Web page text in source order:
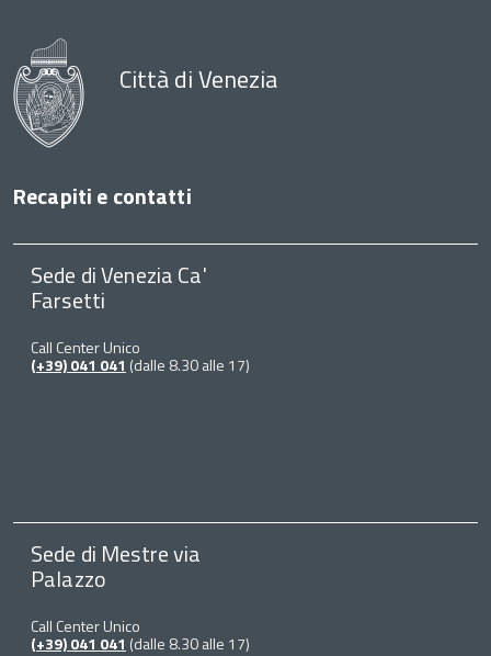
Città di Venezia
Recapiti e contatti
Sede di Venezia Ca'
Farsetti
Call Center Unico
(+39) 041 041 (dalle 8.30 alle 17)
Sede di Mestre via
Palazzo
Call Center Unico
(+39) 041 041 (dalle 8.30 alle 17)